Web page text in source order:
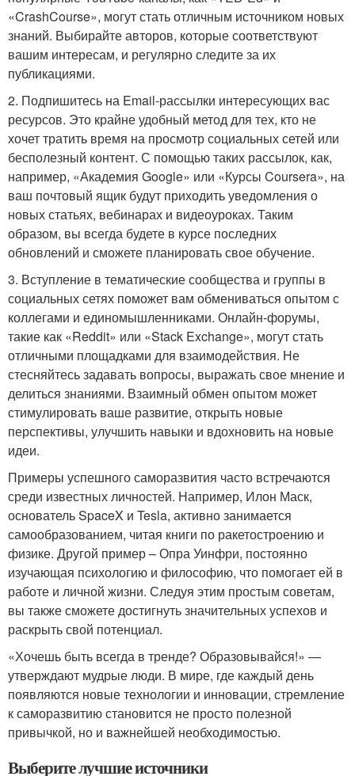
«CrashCourse», могут стать отличным источником новых
знаний. Выбирайте авторов, которые соответствуют
вашим интересам, и регулярно следите за их
публикациями.
2. Подпишитесь на Email-рассылки интересующих вас
ресурсов. Это крайне удобный метод для тех, кто не
хочет тратить время на просмотр социальных сетей или
бесполезный контент. С помощью таких рассылок, как,
например, «Академия Google» или «Курсы Coursera», на
ваш почтовый ящик будут приходить уведомления о
новых статьях, вебинарах и видеоуроках. Таким
образом, вы всегда будете в курсе последних
обновлений и сможете планировать свое обучение.
3. Вступление в тематические сообщества и группы в
социальных сетях поможет вам обмениваться опытом с
коллегами и единомышленниками. Онлайн-форумы,
такие как «Reddit» или «Stack Exchange», могут стать
отличными площадками для взаимодействия. Не
стесняйтесь задавать вопросы, выражать свое мнение и
делиться знаниями. Взаимный обмен опытом может
стимулировать ваше развитие, открыть новые
перспективы, улучшить навыки и вдохновить на новые
идеи.
Примеры успешного саморазвития часто встречаются
среди известных личностей. Например, Илон Маск,
основатель SpaceX и Tesla, активно занимается
самообразованием, читая книги по ракетостроению и
физике. Другой пример – Опра Уинфри, постоянно
изучающая психологию и философию, что помогает ей в
работе и личной жизни. Следуя этим простым советам,
вы также сможете достигнуть значительных успехов и
раскрыть свой потенциал.
«Хочешь быть всегда в тренде? Образовывайся!» —
утверждают мудрые люди. В мире, где каждый день
появляются новые технологии и инновации, стремление
к саморазвитию становится не просто полезной
привычкой, но и важнейшей необходимостью.
Выберите лучшие источники